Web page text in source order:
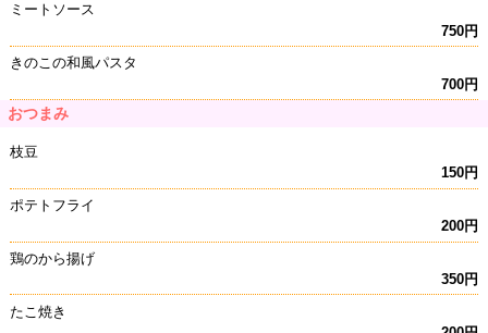
ミートソース
750円
きのこの和風パスタ
700円
おつまみ
枝豆
150円
ポテトフライ
200円
鶏のから揚げ
350円
たこ焼き